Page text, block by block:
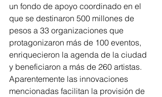
un fondo de apoyo coordinado en el
que se destinaron 500 millones de
pesos a 33 organizaciones que
protagonizaron más de 100 eventos,
enriquecieron la agenda de la ciudad
y beneficiaron a más de 260 artistas.
Aparentemente las innovaciones
mencionadas facilitan la provisión de